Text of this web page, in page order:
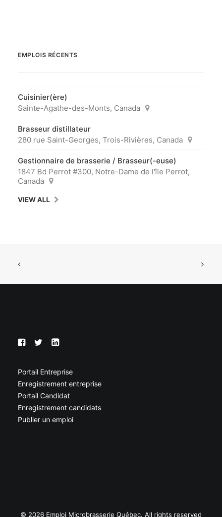
EMPLOIS RÉCENTS
Cuisinier(ère)
Sainte-Agathe-des-Monts, Canada
Brasseur distillateur
280 rue Saint-Georges, Trois-Rivières, Canada
Gestionnaire de brasserie / Brasseur(-euse)
1847 Bd Perrot #300, Notre-Dame de l'île Perrot,
Canada
VIEW ALL
Portail Entreprise
Enregistrement entreprise
Portail Candidat
Enregistrement candidats
Publier un emploi
© 2026 Emploi Microbrasserie Québec. All rights reserved